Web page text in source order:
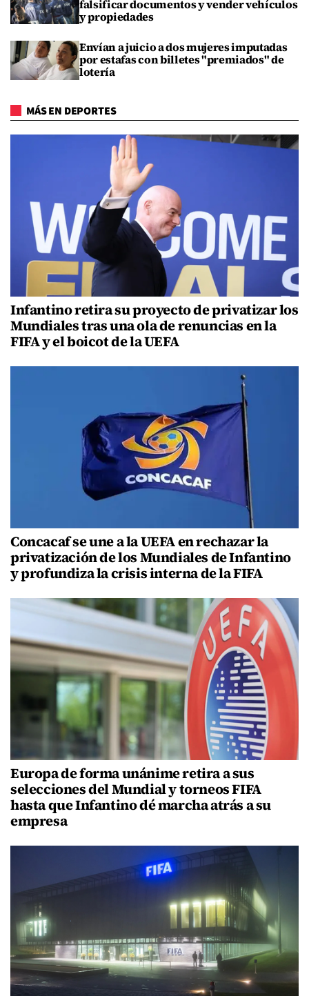
falsificar documentos y vender vehículos
y propiedades
Envían a juicio a dos mujeres imputadas
por estafas con billetes "premiados" de
lotería
MÁS EN DEPORTES
Infantino retira su proyecto de privatizar los
Mundiales tras una ola de renuncias en la
FIFA y el boicot de la UEFA
Concacaf se une a la UEFA en rechazar la
privatización de los Mundiales de Infantino
y profundiza la crisis interna de la FIFA
Europa de forma unánime retira a sus
selecciones del Mundial y torneos FIFA
hasta que Infantino dé marcha atrás a su
empresa